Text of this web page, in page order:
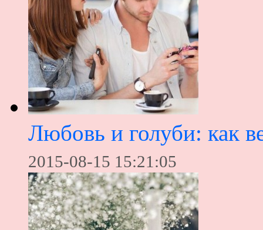
Любовь и голуби: как
2015-08-15 15:21:05